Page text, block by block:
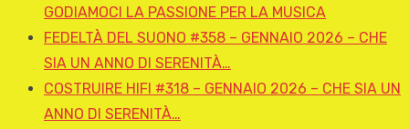
GODIAMOCI LA PASSIONE PER LA MUSICA
FEDELTÀ DEL SUONO #358 – GENNAIO 2026 – CHE
SIA UN ANNO DI SERENITÀ…
COSTRUIRE HIFI #318 – GENNAIO 2026 – CHE SIA UN
ANNO DI SERENITÀ…